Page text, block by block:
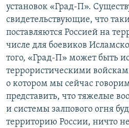
установок «Град-П».
свидетельствующие, что
поставляются Россией на
числе для боевиков
того, «Град-П» может быть
террористическими
о котором мы сейчас
представить, что тяжелые
и системы залпового огня
территорию России, ничто